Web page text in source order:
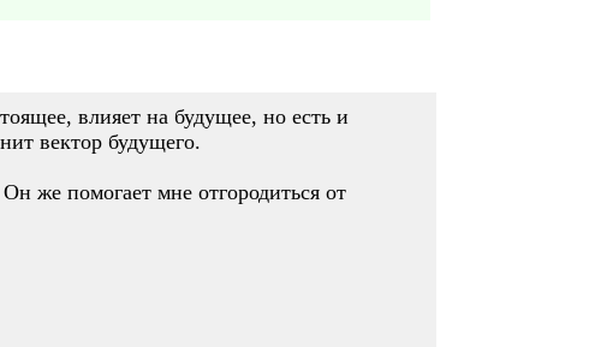
влияет на будущее, но есть и
вектор будущего.
же помогает мне отгородиться от